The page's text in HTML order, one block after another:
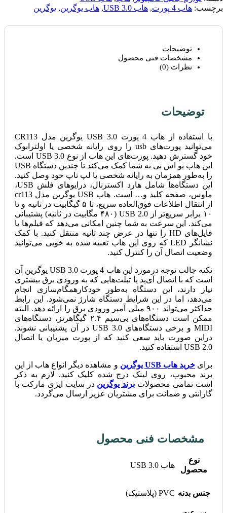
برچسب: هاب 4 پورت , هاب USB 3.0 , هاب یوگرین, یوگرین
توضیحات
مشخصات فنی محصول
نظرات (0)
توضیحات
با استفاده از هاب 4 پورت USB 3.0 یوگرین مدل CR113
می‌توانید پورت‌های usb را روی رایانه شخصی یا اولترابوک
خود گسترش دهید. پورت‌های این هاب از نوع USB 3.0 است.
این هاب یو اس بی به شما کمک می‌کند تا چندین دستگاه USB
را به‌طور همزمان به رایانه شخصی یا لپ تاپ خود وصل کنید.
این دستگاه‌ها شامل هارد اکسترنال، درایوهای فلش USB،
ماوس، صفحه کلید و… است. هاب USB یوگرین مدل cr113
از انتقال اطلاعات فوق‌العاده سریع، تا ۵ گیگابیت در ثانیه و تا
۱۰ برابر سریع‌تر از USB 2.0 (۴۸۰ مگابیت در ثانیه) پشتیبانی
می‌کند. این سرعت به شما چنین امکانی می‌دهد که فیلم‌ها یا
فایل‌های HD را تنها در عرض چند ثانیه منتقل کنید. با کمک
نشانگر LED که روی این هاب تعبیه شده به ‌خوبی می‌توانید
وضعیت اتصال آن را کنترل کنید.
نکته جالب توجه درمورد این هاب 4 پورت USB 3.0 یوگرین آن
است که با اتصال آی‌پد یا تبلت‌هایی که به ورودی برق بیشتری
نیاز دارند، این دستگاه به‌طور خودکارهمگام‌سازی انجام
می‌دهد، اما در این شرایط دستگاه شارژ نمی‌شود. این رابط
حداکثر می‌تواند ۹۰۰ میلی آمپر ورودی برق را ارائه دهد. البته
ممکن است دستگاه‌های بی‌سیم ۲.۴ گیگاهرتز، دستگاه‌های
MIDI و برخی دستگاه‌های USB 3.0 در آن پشتیبانی نشوند.
دراین صورت باید سعی کنید که از پورت میزبان یا اتصال
USB 2.0 استفاده کنید.
برایخرید هاب USB یوگرین
و مشاهده دیگر انواع هاب از این
برند محبوب، روی لینک درج شده کلیک کنید. لازم به ذکر
است تمامی محصولات برند یوگرین در سایت ایزی مارکت با
گارانتی و ضمانت برای مشتریان عزیز ارسال می‌گردد.
مشخصات فنی محصول
نوع
محصول
هاب USB 3.0
جنس بدنه PVC (پلاستیک)